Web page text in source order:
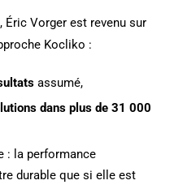
Vorger est revenu sur
Kocliko :
assumé,
dans plus de 31 000
: la performance
durable que si elle est